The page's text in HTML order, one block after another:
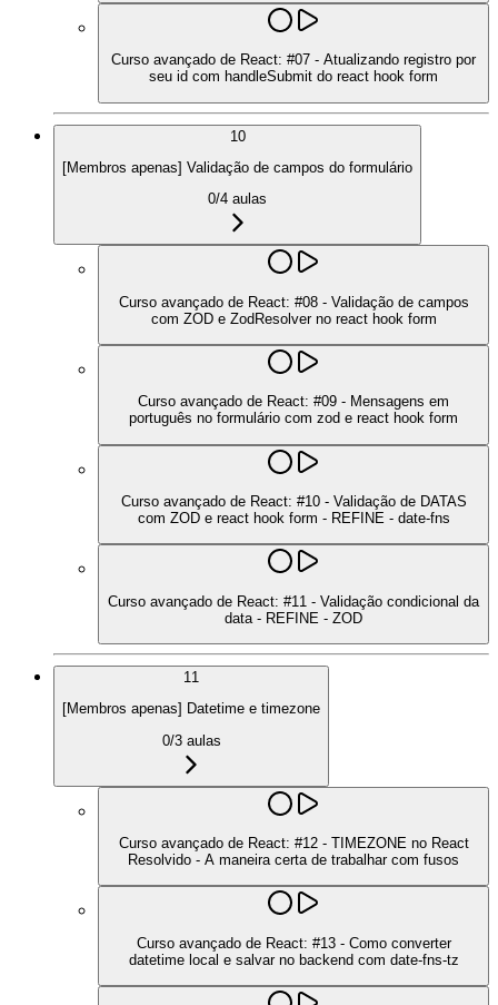
Curso avançado de React: #07 - Atualizando registro por
seu id com handleSubmit do react hook form
10
[Membros apenas] Validação de campos do formulário
0/4 aulas
Curso avançado de React: #08 - Validação de campos
com ZOD e ZodResolver no react hook form
Curso avançado de React: #09 - Mensagens em
português no formulário com zod e react hook form
Curso avançado de React: #10 - Validação de DATAS
com ZOD e react hook form - REFINE - date-fns
Curso avançado de React: #11 - Validação condicional da
data - REFINE - ZOD
11
[Membros apenas] Datetime e timezone
0/3aulas
Curso avançado de React: #12 - TIMEZONE no React
Resolvido - A maneira certa de trabalhar com fusos
Curso avançado de React: #13 - Como converter
datetime local e salvar no backend com date-fns-tz